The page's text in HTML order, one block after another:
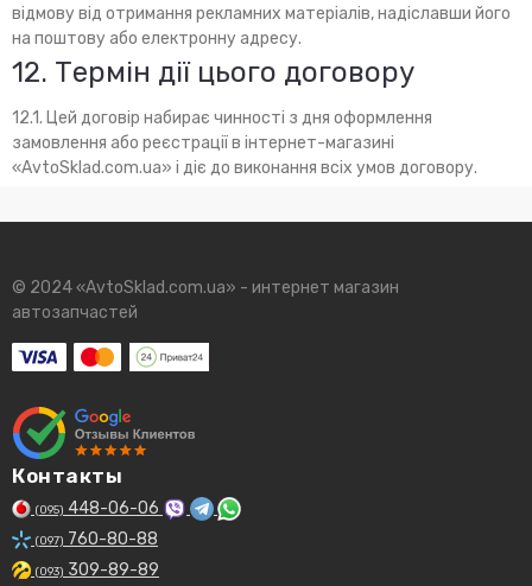
відмову від отримання рекламних матеріалів, надіславши його
на поштову або електронну адресу.
12. Термін дії цього договору
12.1. Цей договір набирає чинності з дня оформлення
замовлення або реєстрації в інтернет-магазині
«AvtoSklad.com.ua» і діє до виконання всіх умов договору.
© 2024 «AvtoSklad.com.ua» - интернет магазин
автозапчастей
Контакты
(095) 448-06-06
(097) 760-80-88
(093) 309-89-89